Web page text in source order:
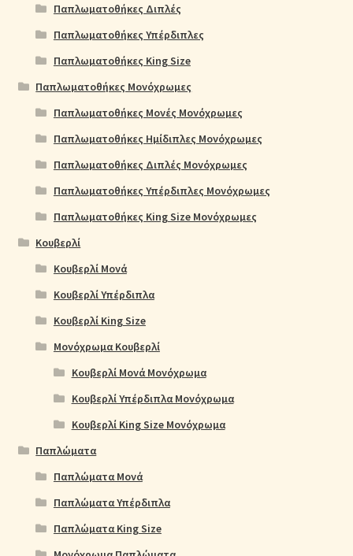
Παπλωματοθήκες Διπλές
Παπλωματοθήκες Υπέρδιπλες
Παπλωματοθήκες King Size
Παπλωματοθήκες Μονόχρωμες
Παπλωματοθήκες Μονές Μονόχρωμες
Παπλωματοθήκες Ημίδιπλες Μονόχρωμες
Παπλωματοθήκες Διπλές Μονόχρωμες
Παπλωματοθήκες Υπέρδιπλες Μονόχρωμες
Παπλωματοθήκες King Size Μονόχρωμες
Κουβερλί
Κουβερλί Μονά
Κουβερλί Υπέρδιπλα
Κουβερλί King Size
Μονόχρωμα Κουβερλί
Κουβερλί Μονά Μονόχρωμα
Κουβερλί Υπέρδιπλα Μονόχρωμα
Κουβερλί King Size Μονόχρωμα
Παπλώματα
Παπλώματα Μονά
Παπλώματα Υπέρδιπλα
Παπλώματα King Size